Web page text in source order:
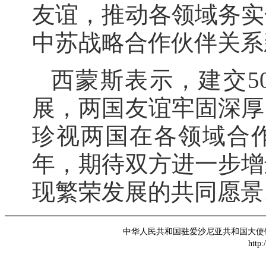
友谊，推动各领域务
中苏战略合作伙伴关
西蒙斯表示，建交
展，两国友谊牢固深
珍视两国在各领域合
年，期待双方进一步
现繁荣发展的共同愿
中华人民共和国驻爱沙尼亚共和国大使